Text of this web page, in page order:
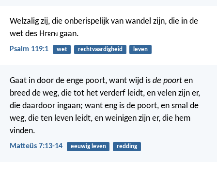
Welzalig zij, die onberispelijk van wandel zijn, die in de
wet des Heren gaan.
Psalm 119:1 wet rechtvaardigheid leven
Gaat in door de enge poort, want wijd is de poort en
breed de weg, die tot het verderf leidt, en velen zijn er,
die daardoor ingaan; want eng is de poort, en smal de
weg, die ten leven leidt, en weinigen zijn er, die hem
vinden.
Matteüs 7:13-14 eeuwig leven redding